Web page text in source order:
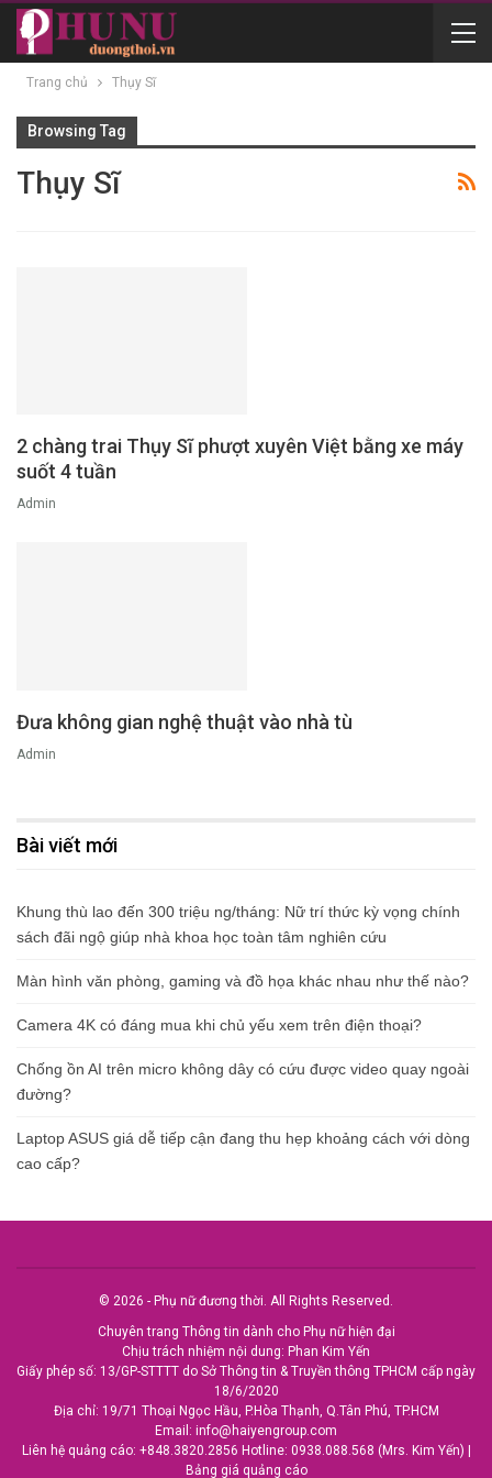
Trang chủ Thụy Sĩ
Browsing Tag
Thụy Sĩ
2 chàng trai Thụy Sĩ phượt xuyên Việt bằng xe máy
suốt 4 tuần
Admin
Đưa không gian nghệ thuật vào nhà tù
Admin
Bài viết mới
Khung thù lao đến 300 triệu ng/tháng: Nữ trí thức kỳ vọng chính
sách đãi ngộ giúp nhà khoa học toàn tâm nghiên cứu
Màn hình văn phòng, gaming và đồ họa khác nhau như thế nào?
Camera 4K có đáng mua khi chủ yếu xem trên điện thoại?
Chống ồn AI trên micro không dây có cứu được video quay ngoài
đường?
Laptop ASUS giá dễ tiếp cận đang thu hẹp khoảng cách với dòng
cao cấp?
© 2026 - Phụ nữ đương thời. All Rights Reserved.
Chuyên trang Thông tin dành cho Phụ nữ hiện đại
Chịu trách nhiệm nội dung: Phan Kim Yến
Giấy phép số: 13/GP-STTTT do Sở Thông tin & Truyền thông TPHCM cấp ngày
18/6/2020
Địa chỉ: 19/71 Thoại Ngọc Hầu, P.Hòa Thạnh, Q.Tân Phú, TP.HCM
Email: info@haiyengroup.com
Liên hệ quảng cáo: +848.3820.2856 Hotline: 0938.088.568 (Mrs. Kim Yến) |
Bảng giá quảng cáo